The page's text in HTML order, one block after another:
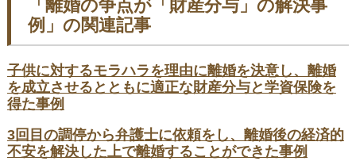
「離婚の争点が「財産分与」の解決事
例」の関連記事
子供に対するモラハラを理由に離婚を決意し、離婚
を成立させるとともに適正な財産分与と学資保険を
得た事例
3回目の調停から弁護士に依頼をし、離婚後の経済的
不安を解決した上で離婚することができた事例